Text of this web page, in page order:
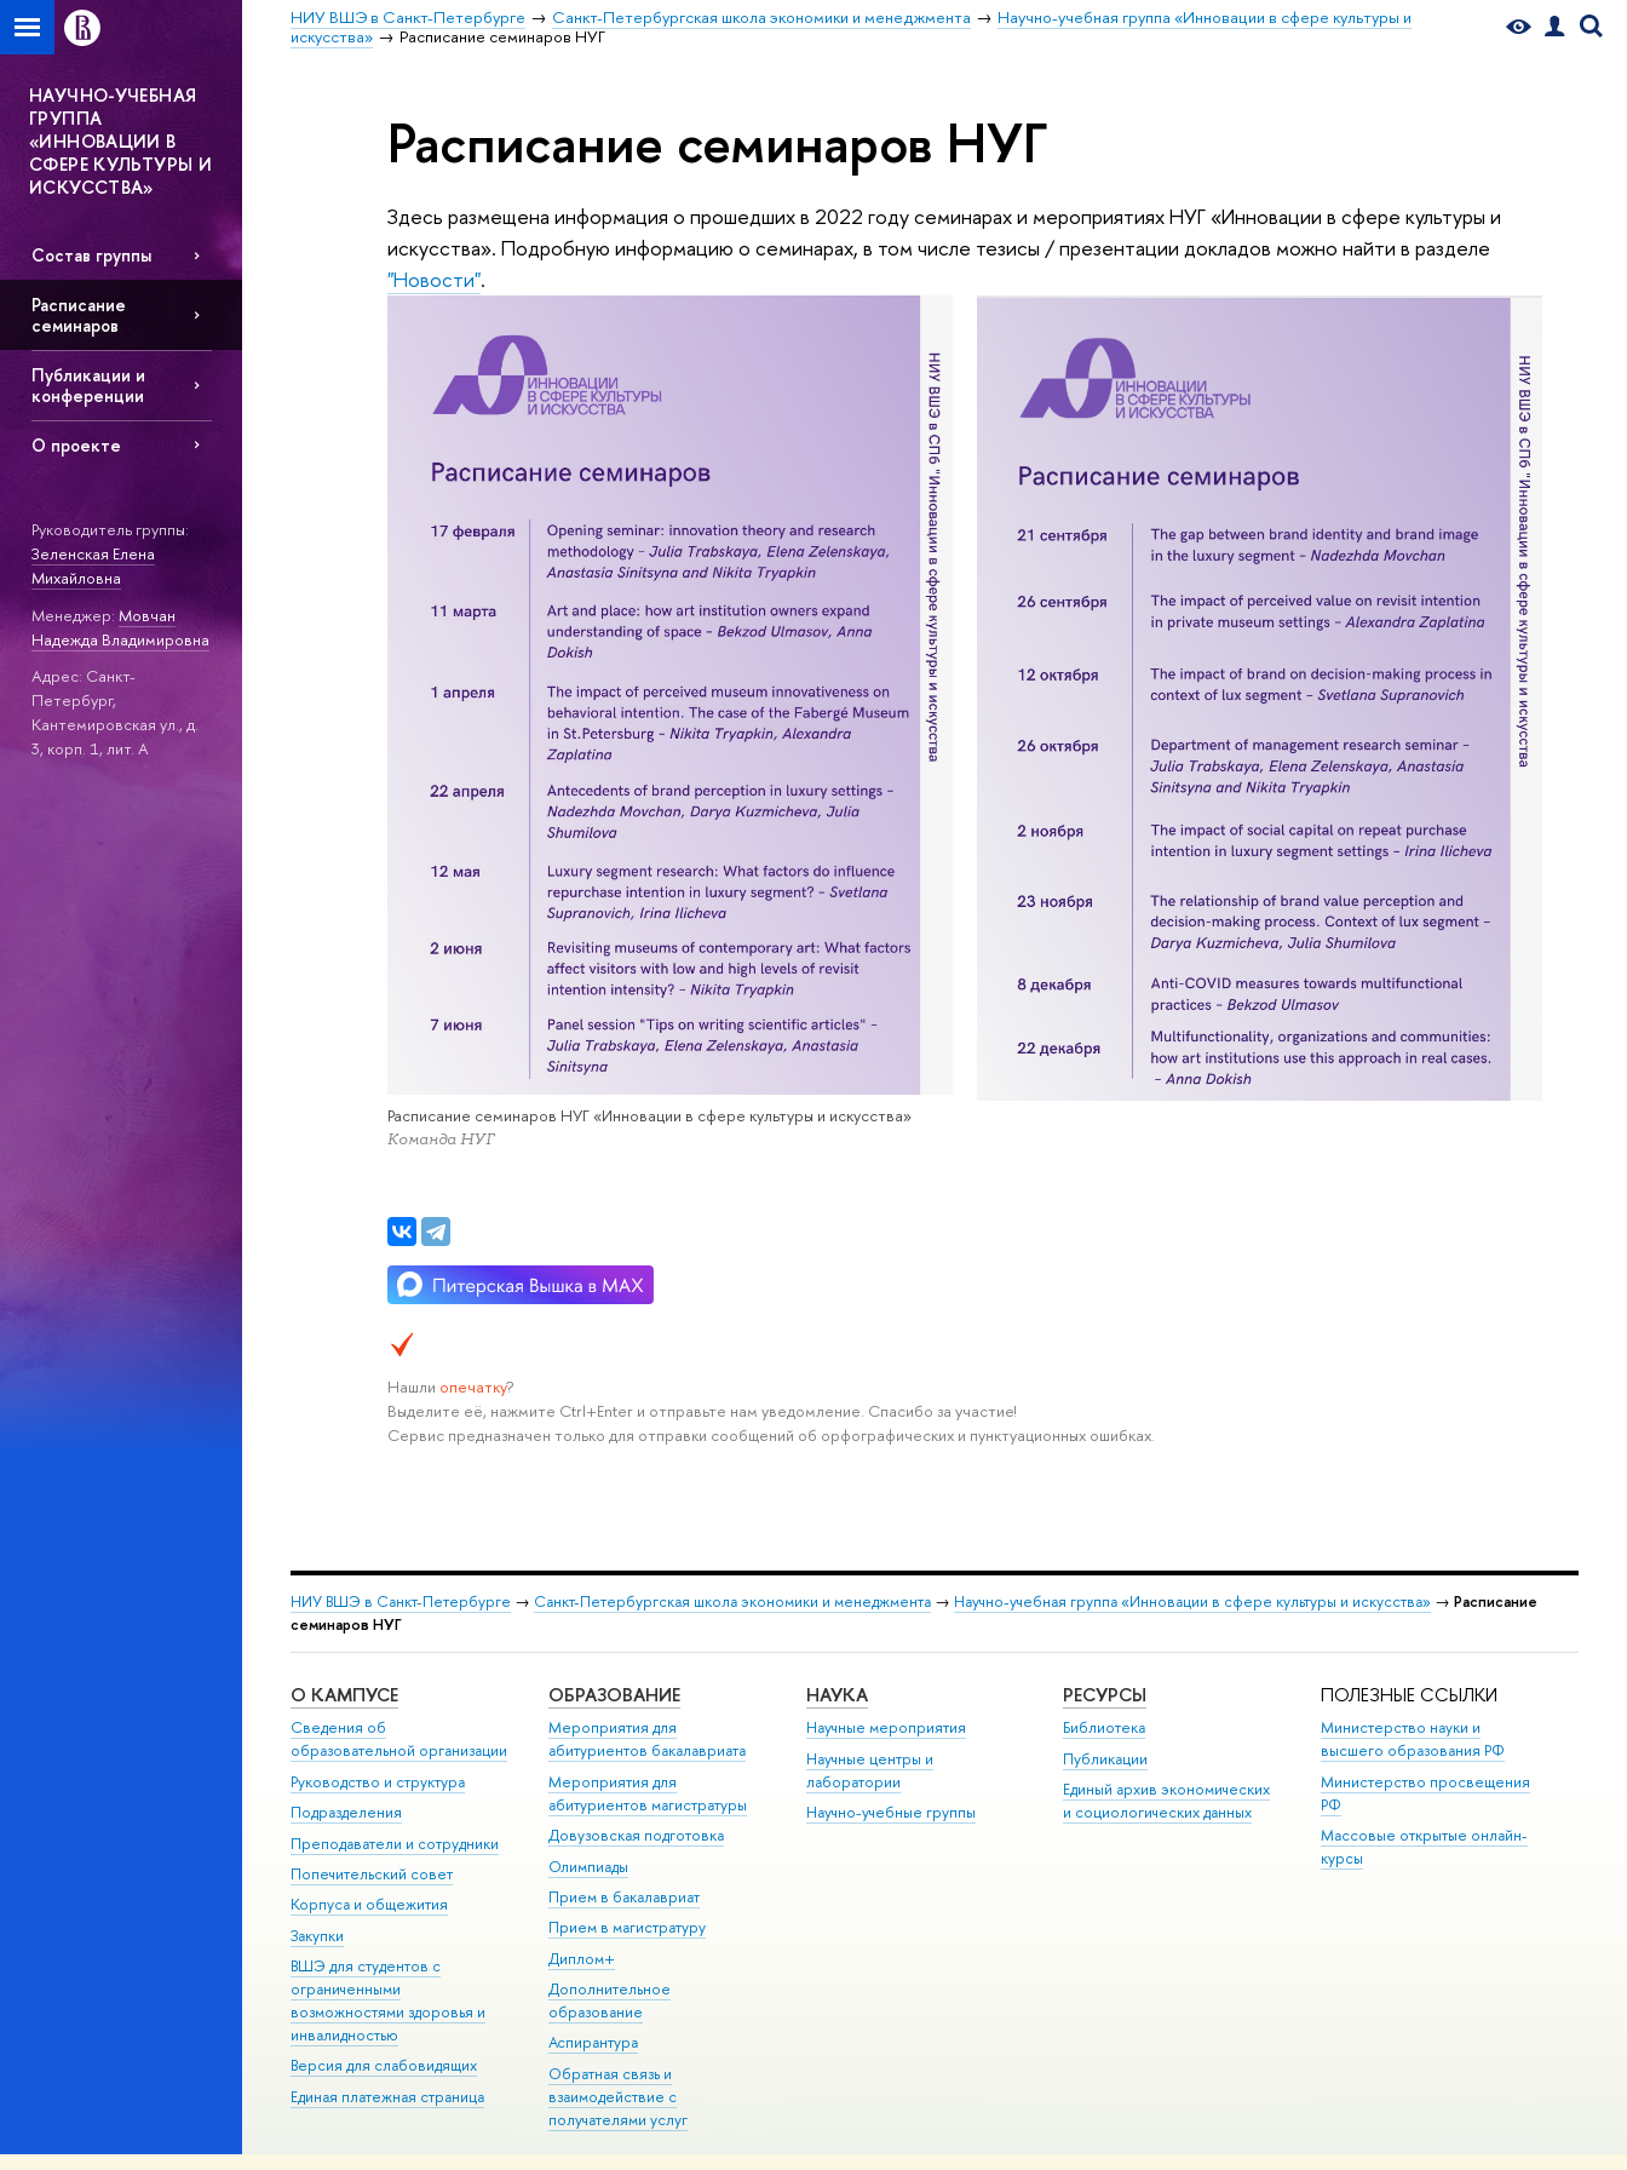
НИУ ВШЭ в Санкт-Петербурге Санкт-Петербургская школа экономики и менеджмента
Научно-учебная группа «Инновации в сфере культуры и
искусства»
Расписание семинаров НУГ
НАУЧНО-УЧЕБНАЯ
ГРУППА
«ИННОВАЦИИ В
СФЕРЕ КУЛЬТУРЫ И
ИСКУССТВА»
Состав группы
Расписание
семинаров
Публикации и
конференции
О проекте
Руководитель группы:
Зеленская Елена
Михайловна
Менеджер: Мовчан
Надежда Владимировна
Адрес: Санкт-
Петербург,
Кантемировская ул., д.
3, корп. 1, лит. А
Расписание семинаров НУГ
Здесь размещена информация о прошедших в 2022 году семинарах и мероприятиях НУГ «Инновации в сфере культуры и
искусства». Подробную информацию о семинарах, в том числе тезисы / презентации докладов можно найти в разделе
"Новости".
Расписание семинаров НУГ «Инновации в сфере культуры и искусства»
Команда НУГ
Нашли опечатку?
Выделите её, нажмите Ctrl+Enter и отправьте нам уведомление. Спасибо за участие!
Сервис предназначен только для отправки сообщений об орфографических и пунктуационных ошибках.
НИУ ВШЭ в Санкт-Петербурге → Санкт-Петербургская школа экономики и менеджмента → Научно-учебная группа «Инновации в сфере культуры и искусства» → Расписание
семинаров НУГ
О КАМПУСЕ
Сведения об
образовательной организации
Руководство и структура
Подразделения
Преподаватели и сотрудники
Попечительский совет
Корпуса и общежития
Закупки
ВШЭ для студентов с
ограниченными
возможностями здоровья и
инвалидностью
Версия для слабовидящих
Единая платежная страница
ОБРАЗОВАНИЕ
Мероприятия для
абитуриентов бакалавриата
Мероприятия для
абитуриентов магистратуры
Довузовская подготовка
Олимпиады
Прием в бакалавриат
Прием в магистратуру
Диплом+
Дополнительное
образование
Аспирантура
Обратная связь и
взаимодействие с
получателями услуг
НАУКА
Научные мероприятия
Научные центры и
лаборатории
Научно-учебные группы
РЕСУРСЫ
Библиотека
Публикации
Единый архив экономических
и социологических данных
ПОЛЕЗНЫЕ ССЫЛКИ
Министерство науки и
высшего образования РФ
Министерство просвещения
РФ
Массовые открытые онлайн-
курсы